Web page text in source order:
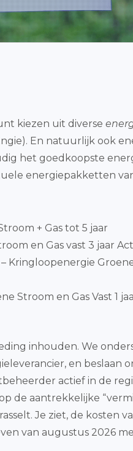
kiezen uit diverse
En natuurlijk ook
het goedkoopste
energiepakketten
+ Gas tot 5 jaar
en Gas vast 3 jaar
Kringloopenergie
Stroom en Gas Vast 1
inhouden. We
en beslaan
actief in de
de aantrekkelijke
Je ziet, de kosten
van augustus 2026